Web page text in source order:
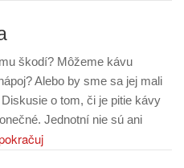
škodí? Môžeme kávu
Alebo by sme sa jej mali
o tom, či je pitie kávy
Jednotní nie sú ani